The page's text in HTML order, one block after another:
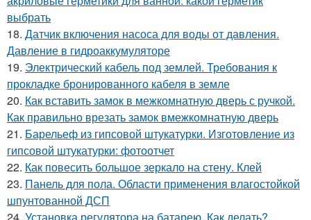
выбрать
18. Датчик включения насоса для воды от давления.
Давление в гидроаккумуляторе
19. Электрический кабель под землей. Требования к
прокладке бронированного кабеля в земле
20. Как вставить замок в межкомнатную дверь с ручкой.
Как правильно врезать замок вмежкомнатную дверь
21. Барельеф из гипсовой штукатурки. Изготовление из
гипсовой штукатурки: фотоотчет
22. Как повесить большое зеркало на стену. Клей
23. Панель для пола. Области применения влагостойкой
шпунтованной ДСП